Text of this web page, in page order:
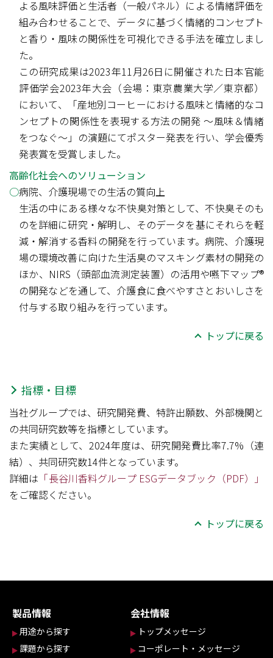
よる風味評価と生活者（一般パネル）による情緒評価を
組み合わせることで、データに基づく情緒的コンセプト
と香り・風味の関係性を可視化できる手法を確立しまし
た。
この研究成果は2023年11月26日に開催された日本官能
評価学会2023年大会（会場：東京農業大学／東京都）
において、「産地別コーヒーにおける風味と情緒的なコ
ンセプトの関係性を表現する方法の開発 ～風味＆情緒
をつなぐ～」の演題にてポスター発表を行い、学会優秀
発表賞を受賞しました。
高齢化社会へのソリューション
病院、介護現場での生活の質向上
生活の中にある様々な不快臭対策として、不快臭そのも
のを詳細に研究・解明し、そのデータを基にそれらを軽
減・解消する香料の開発を行っています。病院、介護現
場の環境改善に向けた生活臭のマスキング素材の開発の
ほか、NIRS（頭部血流測定装置）の活用や嚥下マップ®
の開発などを通して、介護食に食べやすさとおいしさを
付与する取り組みを行っています。
トップに戻る
指標・目標
当社グループでは、研究開発費、特許出願数、外部機関と
の共同研究数等を指標としています。
また実績として、2024年度は、研究開発費比率7.7%（連
結）、共同研究数14件となっています。
詳細は 「長谷川香料グループ ESGデータブック（PDF）」
をご確認ください。
トップに戻る
製品情報
用途から探す
課題から探す
会社情報
トップメッセージ
コーポレート・メッセージ